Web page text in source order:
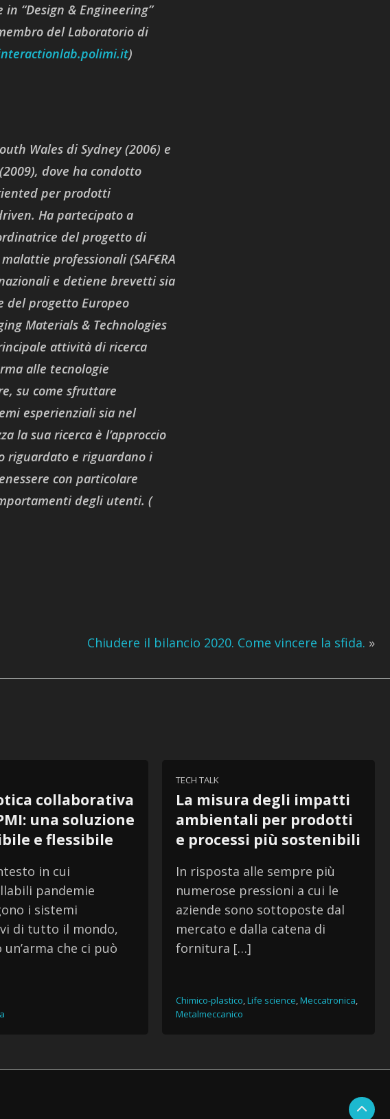
“Design & Engineering”
del Laboratorio di
)
Wales di Sydney (2006) e
dove ha condotto
per prodotti
Ha partecipato a
del progetto di
professionali (SAF€RA
e detiene brevetti sia
del progetto Europeo
Materials & Technologies
attività di ricerca
alle tecnologie
su come sfruttare
esperienziali sia nel
la sua ricerca è l’approccio
riguardato e riguardano i
con particolare
degli utenti. (
Chiudere il bilancio 2020. Come vincere la sfida. »
collaborativa
una soluzione
e flessibile
in cui
pandemie
i sistemi
di tutto il mondo,
che ci può
TECH TALK
La misura degli impatti
ambientali per prodotti
e processi più sostenibili
In risposta alle sempre più
numerose pressioni a cui le
aziende sono sottoposte dal
mercato e dalla catena di
fornitura […]
Chimico-plastico Life science Meccatronica
Metalmeccanico